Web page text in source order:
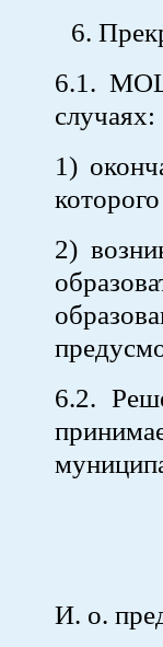
6.1. МОЦ
случаях:
1)
2)
6.2.
И. о.